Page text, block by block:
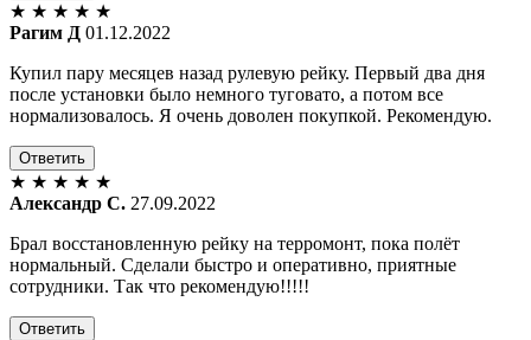
★ ★ ★ ★ ★
Рагим Д 01.12.2022
Купил пару месяцев назад рулевую рейку. Первый два дня
после установки было немного туговато, а потом все
нормализовалось. Я очень доволен покупкой. Рекомендую.
Ответить
★ ★ ★ ★ ★
Александр С. 27.09.2022
Брал восстановленную рейку на терромонт, пока полёт
нормальный. Сделали быстро и оперативно, приятные
сотрудники. Так что рекомендую!!!!!
Ответить